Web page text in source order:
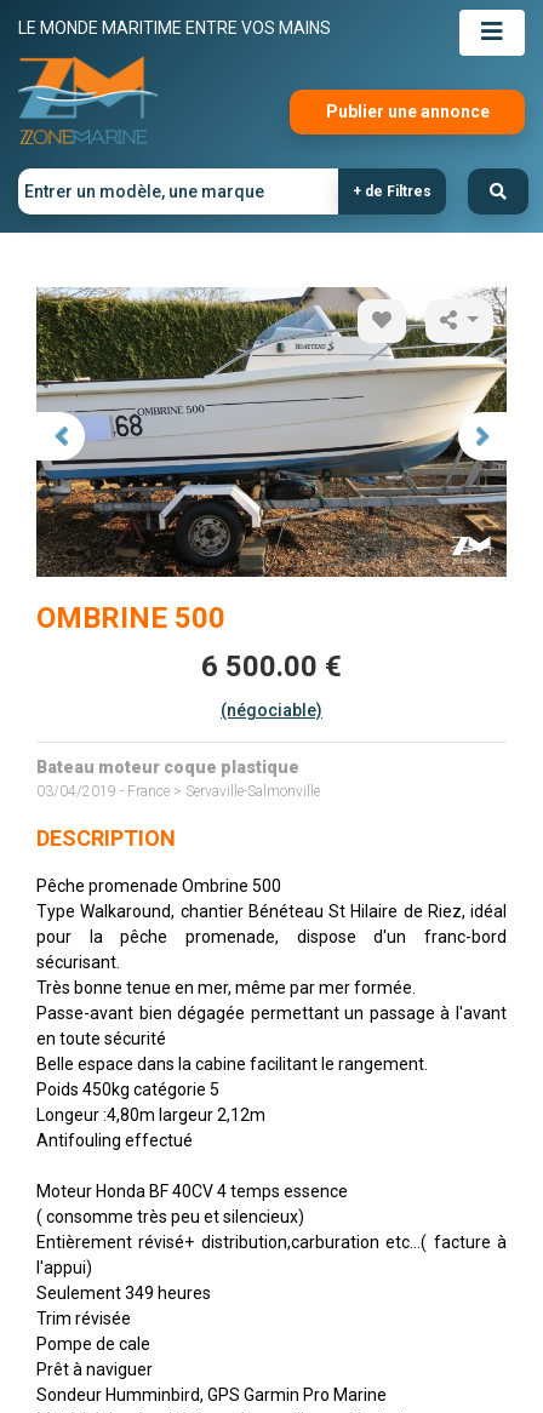
LE MONDE MARITIME ENTRE VOS MAINS
Publier une annonce
+ de Filtres
OMBRINE 500
6 500.00 €
(négociable)
Bateau moteur coque plastique
03/04/2019 - France > Servaville-Salmonville
DESCRIPTION
Pêche promenade Ombrine 500
Type Walkaround, chantier Bénéteau St Hilaire de Riez, idéal
pour la pêche promenade, dispose d'un franc-bord
sécurisant.
Très bonne tenue en mer, même par mer formée.
Passe-avant bien dégagée permettant un passage à l'avant
en toute sécurité
Belle espace dans la cabine facilitant le rangement.
Poids 450kg catégorie 5
Longeur :4,80m largeur 2,12m
Antifouling effectué
Moteur Honda BF 40CV 4 temps essence
( consomme très peu et silencieux)
Entièrement révisé+ distribution,carburation etc...( facture à
l'appui)
Seulement 349 heures
Trim révisée
Pompe de cale
Prêt à naviguer
Sondeur Humminbird, GPS Garmin Pro Marine